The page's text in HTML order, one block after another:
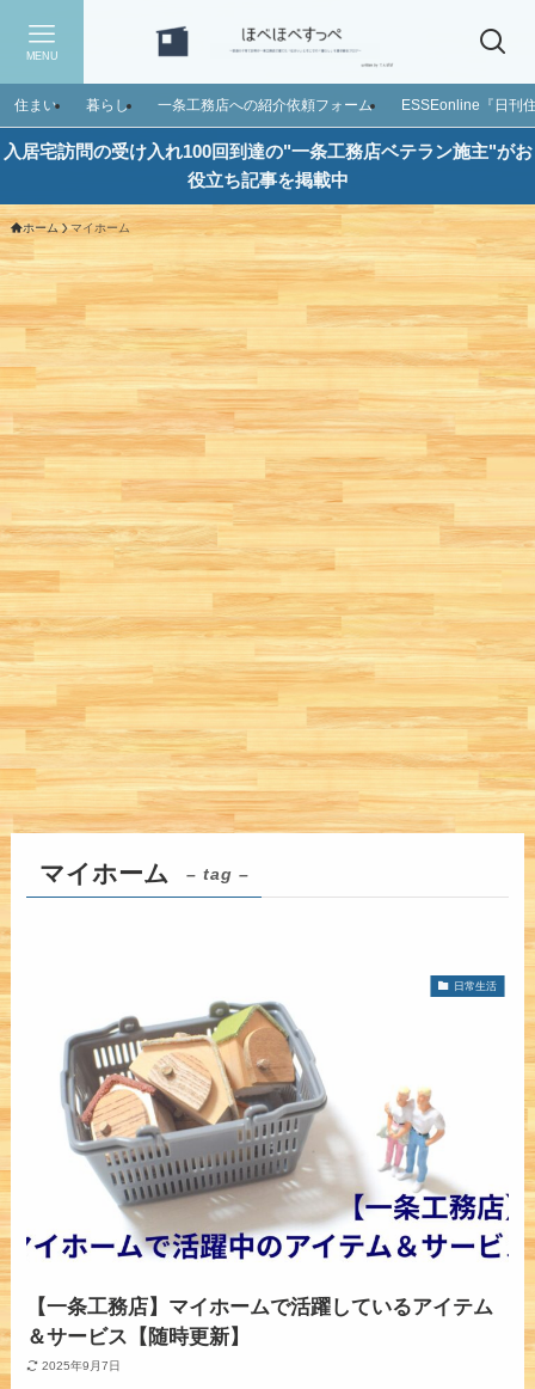
MENU
住まい 暮らし 一条工務店への紹介依頼フォーム ESSEonline『日刊
入居宅訪問の受け入れ100回到達の"一条工務店ベテラン施主"がお
役立ち記事を掲載中
ホーム マイホーム
マイホーム – tag –
日常生活
【一条工務店】マイホームで活躍しているアイテム
＆サービス【随時更新】
2025年9月7日